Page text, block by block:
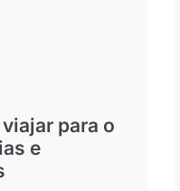
para o
e